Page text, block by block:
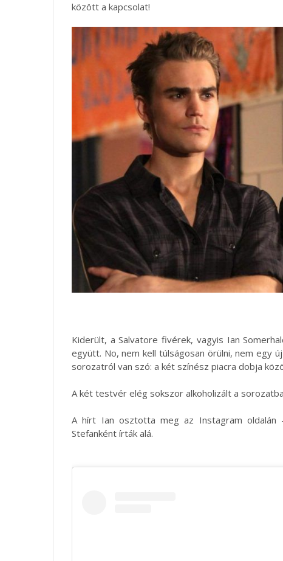
között a kapcsolat!
Kiderült, a Salvatore fivérek, vagyis Ian
együtt. No, nem kell túlságosan örülni, nem egy
sorozatról van szó: a két színész piacra dobja
A két testvér elég sokszor alkoholizált a
A hírt Ian osztotta meg az Instagram oldalán
Stefanként írták alá.